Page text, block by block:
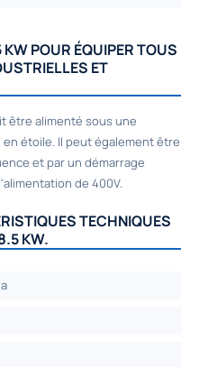
POUR ÉQUIPER TOUS
ET
être alimenté sous une
étoile. Il peut également être
et par un démarrage
de 400V.
TECHNIQUES
KW.